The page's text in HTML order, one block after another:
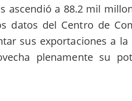
ascendió a 88.2 mil
datos del Centro de
sus exportaciones a la
plenamente su